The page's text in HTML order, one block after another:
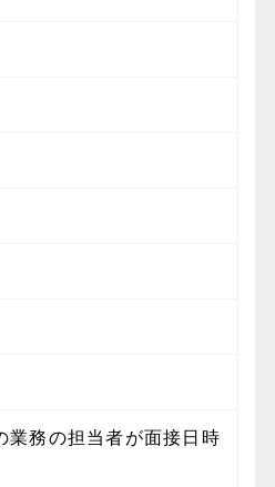
業務の担当者が面接日時